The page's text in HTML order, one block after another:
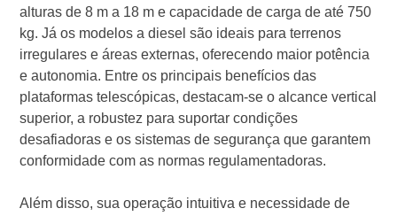
alturas de 8 m a 18 m e capacidade de carga de até 750
kg. Já os modelos a diesel são ideais para terrenos
irregulares e áreas externas, oferecendo maior potência
e autonomia. Entre os principais benefícios das
plataformas telescópicas, destacam-se o alcance vertical
superior, a robustez para suportar condições
desafiadoras e os sistemas de segurança que garantem
conformidade com as normas regulamentadoras.
Além disso, sua operação intuitiva e necessidade de